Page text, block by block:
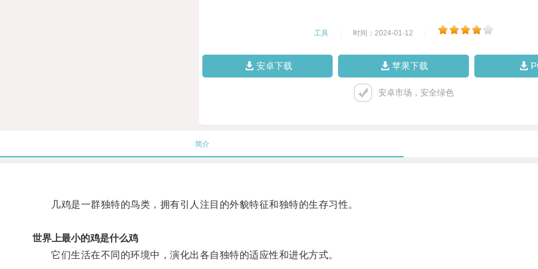
工具 时间：2024-01-12
安卓下载 苹果下载
安卓市场，安全绿色
简介
几鸡是一群独特的鸟类，拥有引人注目的外貌特征和独特的生存习性。
世界上最小的鸡是什么鸡
它们生活在不同的环境中，演化出各自独特的适应性和进化方式。